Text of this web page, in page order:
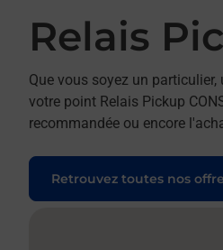
Relais
Que vous soyez un
votre point Relais Pickup
recommandée ou encore
Retrouvez toutes nos